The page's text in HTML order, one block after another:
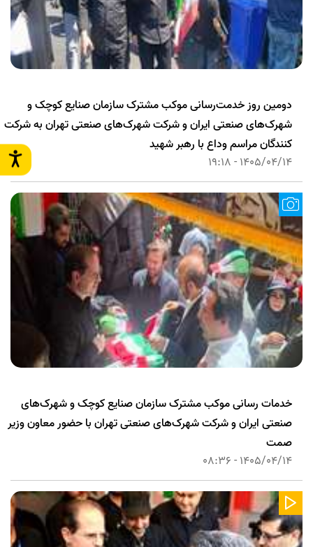
دومین روز خدمت‌رسانی موکب مشترک سازمان صنایع کوچک و
شهرک‌های صنعتی ایران و شرکت شهرک‌های صنعتی تهران به شرکت
کنندگان مراسم وداع با رهبر شهید
1405/04/14 - 19:18
خدمات رسانی موکب مشترک سازمان صنایع کوچک و شهرک‌های
صنعتی ایران و شرکت شهرک‌های صنعتی تهران با حضور معاون وزیر
صمت
1405/04/14 - 08:36